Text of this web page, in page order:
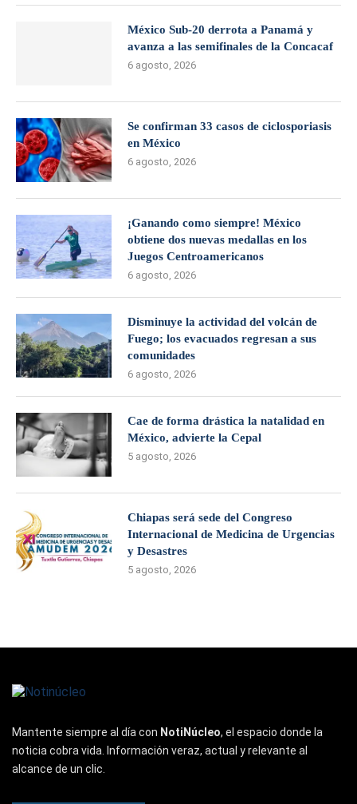
México Sub-20 derrota a Panamá y
avanza a las semifinales de la Concacaf
6 agosto, 2026
Se confirman 33 casos de ciclosporiasis
en México
6 agosto, 2026
¡Ganando como siempre! México
obtiene dos nuevas medallas en los
Juegos Centroamericanos
6 agosto, 2026
Disminuye la actividad del volcán de
Fuego; los evacuados regresan a sus
comunidades
6 agosto, 2026
Cae de forma drástica la natalidad en
México, advierte la Cepal
5 agosto, 2026
Chiapas será sede del Congreso
Internacional de Medicina de Urgencias
y Desastres
5 agosto, 2026
Mantente siempre al día con NotiNúcleo, el espacio donde la
noticia cobra vida. Información veraz, actual y relevante al
alcance de un clic.